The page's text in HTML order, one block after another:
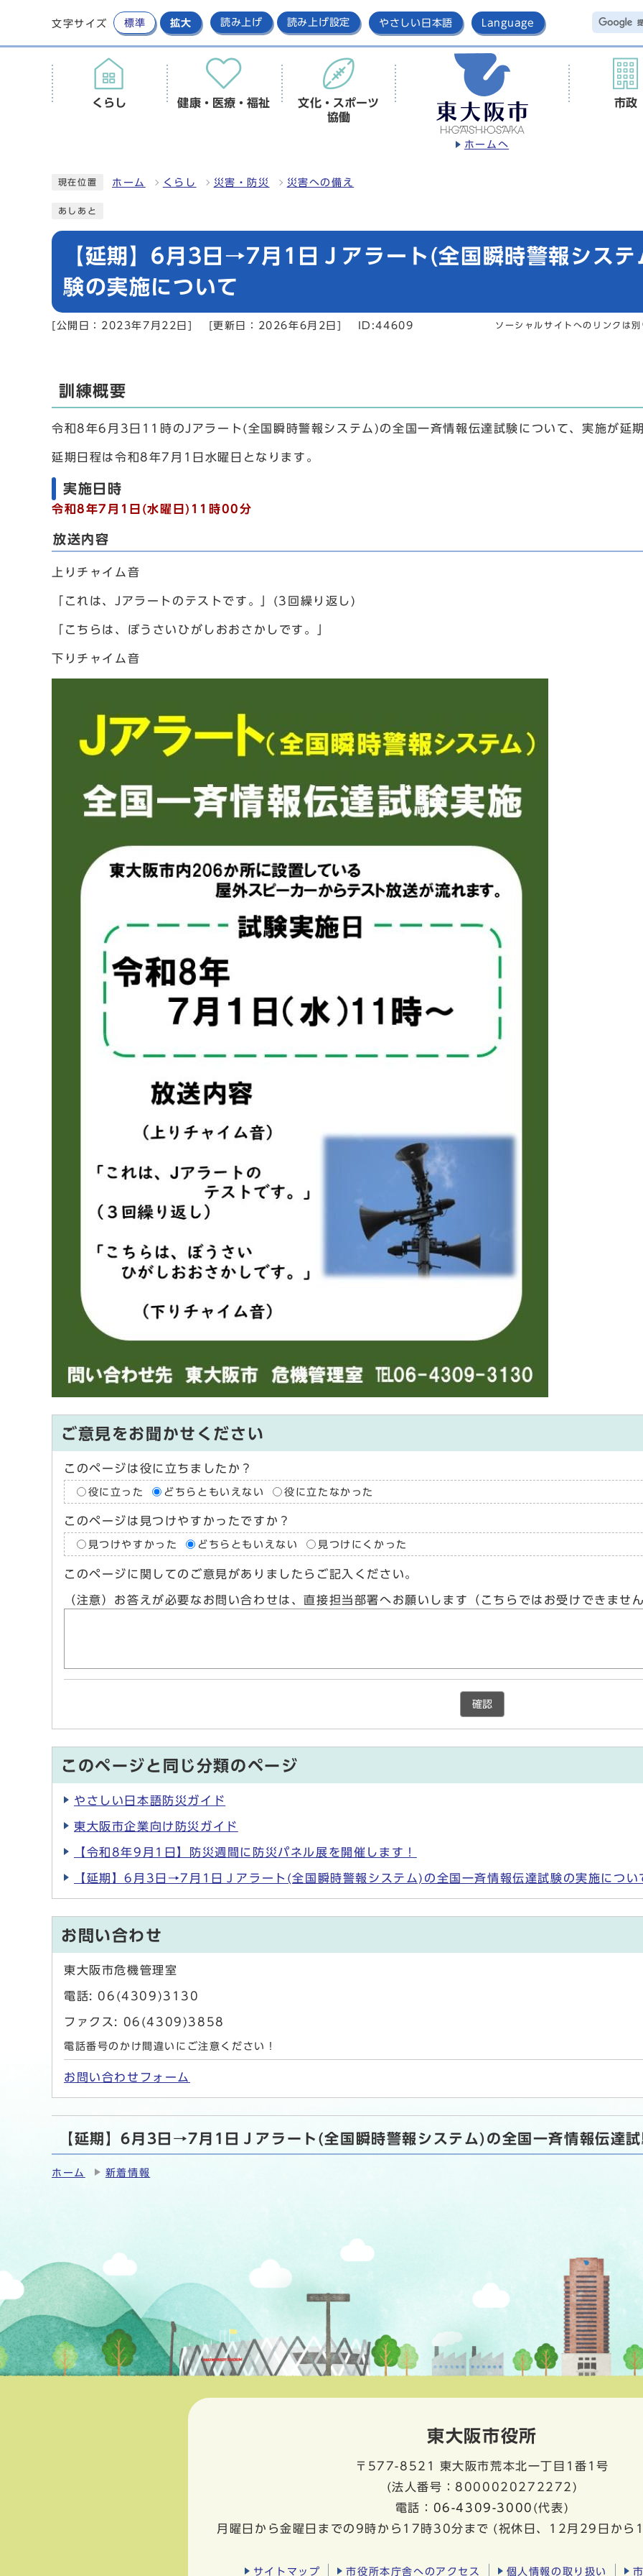
文字サイズ 標準 拡大 読み上げ 読み上げ設定 やさしい日本語 Language
ホームへ
くらし 健康・医療・福祉
文化・スポーツ
協働
市政
現在位置 ホーム くらし 災害・防災 災害への備え
あしあと
【延期】6月3日→7月1日Ｊアラート(全国瞬時警報シス
験の実施について
[公開日：2023年7月22日] [更新日：2026年6月2日] ID:44609 ソーシャルサイトへのリンクは
訓練概要
令和8年6月3日11時のJアラート(全国瞬時警報システム)の全国一斉情報伝達試験について、実施が延
延期日程は令和8年7月1日水曜日となります。
実施日時
令和8年7月1日(水曜日)11時00分
放送内容
上りチャイム音
「これは、Jアラートのテストです。」(3回繰り返し)
「こちらは、ぼうさいひがしおおさかしです。」
下りチャイム音
ご意見をお聞かせください
このページは役に立ちましたか？
役に立った どちらともいえない 役に立たなかった
このページは見つけやすかったですか？
見つけやすかった どちらともいえない 見つけにくかった
このページに関してのご意見がありましたらご記入ください。
（注意）お答えが必要なお問い合わせは、直接担当部署へお願いします（こちらではお受けできませ
確認
このページと同じ分類のページ
やさしい日本語防災ガイド
東大阪市企業向け防災ガイド
【令和8年9月1日】防災週間に防災パネル展を開催します！
【延期】6月3日→7月1日Ｊアラート(全国瞬時警報システム)の全国一斉情報伝達試験の実施につい
お問い合わせ
東大阪市危機管理室
電話: 06(4309)3130
ファクス: 06(4309)3858
電話番号のかけ間違いにご注意ください！
お問い合わせフォーム
【延期】6月3日→7月1日Ｊアラート(全国瞬時警報システム)の全国一斉情報伝達
ホーム 新着情報
東大阪市役所
〒577-8521
東大阪市荒本北一丁目1番1号
(法人番号：8000020272272)
電話： 06-4309-3000 (代表)
月曜日から金曜日までの9時から17時30分まで (祝休日、12月29日から
サイトマップ 市役所本庁舎へのアクセス 個人情報の取り扱い